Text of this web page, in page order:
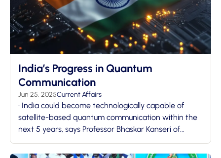
India’s Progress in Quantum
Communication
Jun 25, 2025Current Affairs
• India could become technologically capable of
satellite-based quantum communication within the
next 5 years, says Professor Bhaskar Kanseri of...